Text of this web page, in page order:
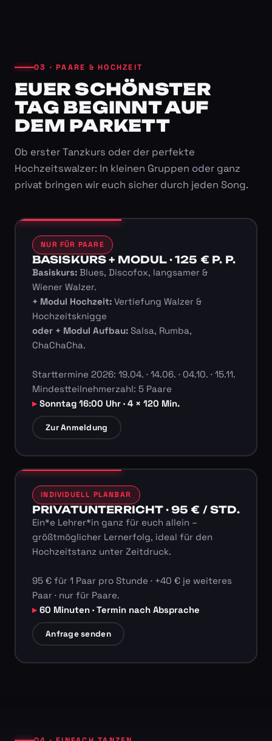
03 · PAARE & HOCHZEIT
EUER SCHÖNSTER
TAG BEGINNT AUF
DEM PARKETT
Ob erster Tanzkurs oder der perfekte
Hochzeitswalzer: In kleinen Gruppen oder ganz
privat bringen wir euch sicher durch jeden Song.
NUR FÜR PAARE
BASISKURS + MODUL · 125 € P. P.
Basiskurs:Blues, Discofox, langsamer &
Wiener Walzer.
+ Modul Hochzeit:Vertiefung Walzer &
Hochzeitsknigge
oder + Modul Aufbau:Salsa, Rumba,
ChaChaCha.
Starttermine 2026: 19.04. · 14.06. · 04.10. · 15.11.
Mindestteilnehmerzahl: 5 Paare
Sonntag 16:00 Uhr · 4 × 120 Min.
Zur Anmeldung
INDIVIDUELL PLANBAR
PRIVATUNTERRICHT · 95 € / STD.
Ein*e Lehrer*in ganz für euch allein –
größtmöglicher Lernerfolg, ideal für den
Hochzeitstanz unter Zeitdruck.
95 € für 1 Paar pro Stunde · +40 € je weiteres
Paar · nur für Paare.
60 Minuten · Termin nach Absprache
Anfrage senden